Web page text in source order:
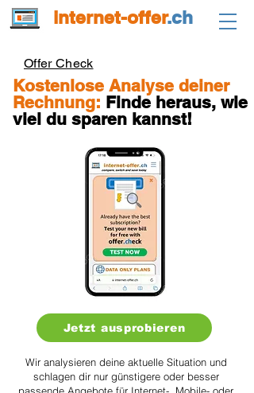
internet-offer.ch
Offer Check
Kostenlose Analyse deiner
Rechnung: Finde heraus, wie
viel du sparen kannst!
Jetzt ausprobieren
Wir analysieren deine aktuelle Situation und
schlagen dir nur günstigere oder besser